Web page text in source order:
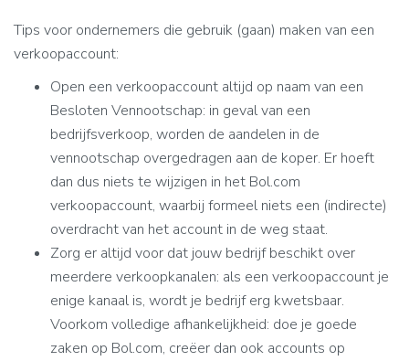
Tips voor ondernemers die gebruik (gaan) maken van een
verkoopaccount:
Open een verkoopaccount altijd op naam van een
Besloten Vennootschap: in geval van een
bedrijfsverkoop, worden de aandelen in de
vennootschap overgedragen aan de koper. Er hoeft
dan dus niets te wijzigen in het Bol.com
verkoopaccount, waarbij formeel niets een (indirecte)
overdracht van het account in de weg staat.
Zorg er altijd voor dat jouw bedrijf beschikt over
meerdere verkoopkanalen: als een verkoopaccount je
enige kanaal is, wordt je bedrijf erg kwetsbaar.
Voorkom volledige afhankelijkheid: doe je goede
zaken op Bol.com, creëer dan ook accounts op